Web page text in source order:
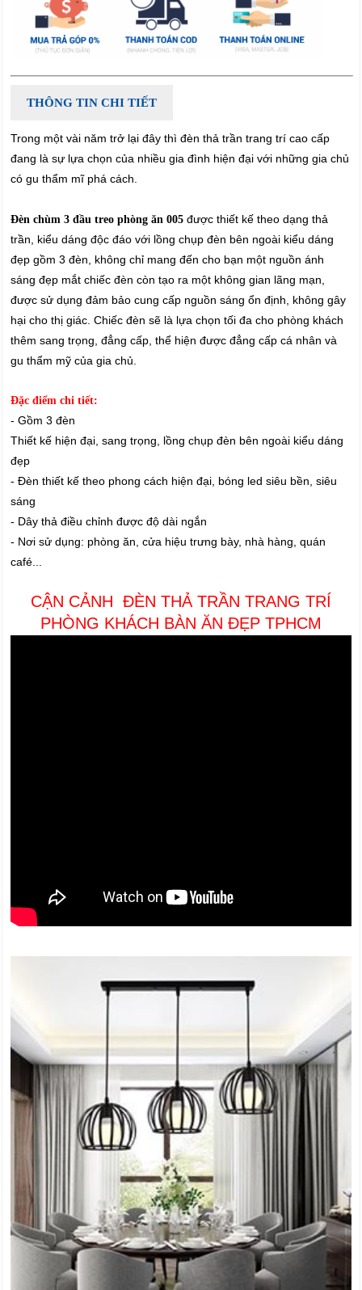
THÔNG TIN CHI TIẾT
Trong một vài năm trở lại đây thì đèn thả trần trang trí cao cấp
đang là sự lựa chọn của nhiều gia đình hiện đại với những gia chủ
có gu thẩm mĩ phá cách.
Đèn chùm 3 đầu treo phòng ăn 005 được thiết kế theo dạng thả
trần, kiểu dáng độc đáo với lồng chụp đèn bên ngoài kiểu dáng
đẹp gồm 3 đèn, không chỉ mang đến cho bạn một nguồn ánh
sáng đẹp mắt chiếc đèn còn tạo ra một không gian lãng mạn,
được sử dụng đảm bảo cung cấp nguồn sáng ổn định, không gây
hại cho thị giác. Chiếc đèn sẽ là lựa chọn tối đa cho phòng khách
thêm sang trọng, đẳng cấp, thể hiện được đẳng cấp cá nhân và
gu thẩm mỹ của gia chủ.
Đặc điểm chi tiết:
- Gồm 3 đèn
Thiết kế hiện đại, sang trọng, lồng chụp đèn bên ngoài kiểu dáng
đẹp
- Đèn thiết kế theo phong cách hiện đại, bóng led siêu bền, siêu
sáng
- Dây thả điều chỉnh được độ dài ngắn
- Nơi sử dụng: phòng ăn, cửa hiệu trưng bày, nhà hàng, quán
café...
CẬN CẢNH ĐÈN THẢ TRẦN TRANG TRÍ
PHÒNG KHÁCH BÀN ĂN ĐẸP TPHCM